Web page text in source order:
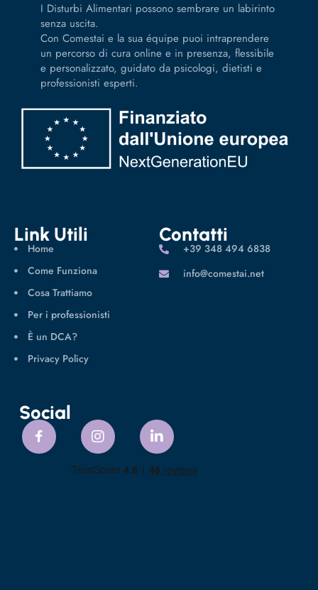
I Disturbi Alimentari possono sembrare un labirinto
senza uscita.
Con Comestai e la sua équipe puoi intraprendere
un percorso di cura online e in presenza, flessibile
e personalizzato, guidato da psicologi, dietisti e
professionisti esperti.
Link Utili
Home
Come Funziona
Cosa Trattiamo
Per i professionisti
È un DCA?
Privacy Policy
Contatti
‪+39 348 494 6838
info@comestai.net
Social